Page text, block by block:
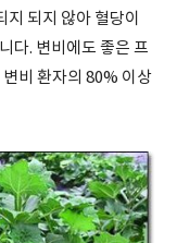
되지 않아 혈당이
다. 변비에도 좋은 프
비 환자의 80% 이상